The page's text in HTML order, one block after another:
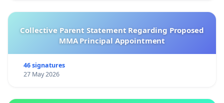
Collective Parent Statement Regarding Proposed
MMA Principal Appointment
46 signatures
27 May 2026